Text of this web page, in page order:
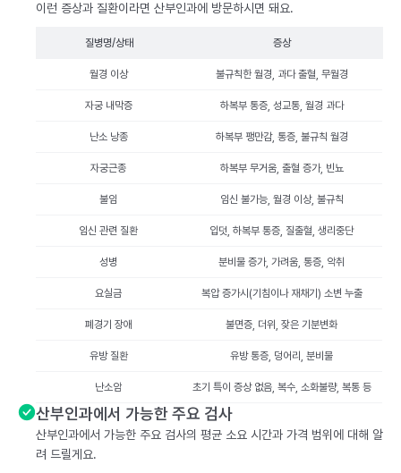
이런 증상과 질환이라면 산부인과에 방문하시면 돼요.
질병명/상태 증상
월경 이상 불규칙한 월경, 과다 출혈, 무월경
자궁 내막증 하복부 통증, 성교통, 월경 과다
난소 낭종 하복부 팽만감, 통증, 불규칙 월경
자궁근종 하복부 무거움, 출혈 증가, 빈뇨
불임 임신 불가능, 월경 이상, 불규칙
임신 관련 질환 입덧, 하복부 통증, 질출혈, 생리중단
성병 분비물 증가, 가려움, 통증, 악취
요실금 복압 증가시(기침이나 재채기) 소변 누출
폐경기 장애 불면증, 더위, 잦은 기분변화
유방 질환 유방 통증, 덩어리, 분비물
난소암 초기 특이 증상 없음, 복수, 소화불량, 복통 등
산부인과에서 가능한 주요 검사
산부인과에서 가능한 주요 검사의 평균 소요 시간과 가격 범위에 대해 알
려 드릴게요.